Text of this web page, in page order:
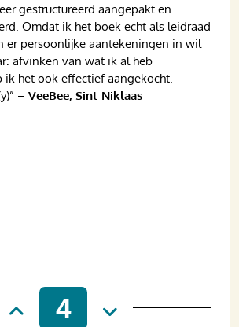
gestructureerd aangepakt en
Omdat ik het boek echt als leidraad
er persoonlijke aantekeningen in wil
afvinken van wat ik al heb
ik het ook effectief aangekocht.
– VeeBee, Sint-Niklaas
4